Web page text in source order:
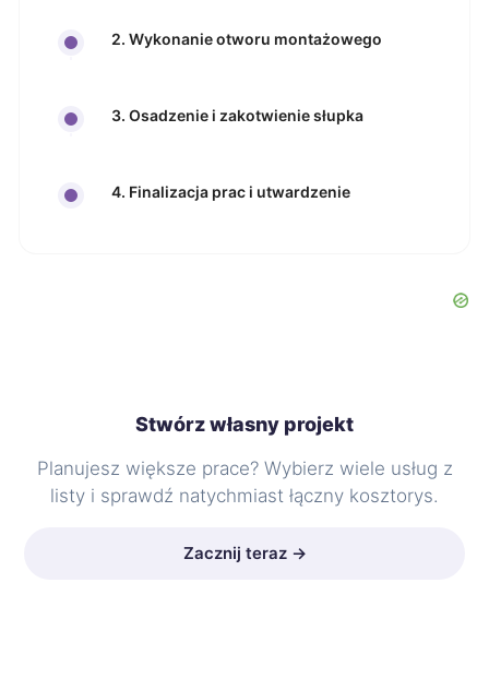
2. Wykonanie otworu montażowego
3. Osadzenie i zakotwienie słupka
4. Finalizacja prac i utwardzenie
Stwórz własny projekt
Planujesz większe prace? Wybierz wiele usług z
listy i sprawdź natychmiast łączny kosztorys.
Zacznij teraz →